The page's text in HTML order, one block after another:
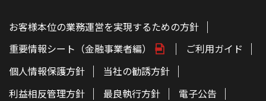
お客様本位の業務運営を実現するための方針
重要情報シート（金融事業者編）
ご利用ガイド
個人情報保護方針
当社の勧誘方針
利益相反管理方針
最良執行方針
電子公告